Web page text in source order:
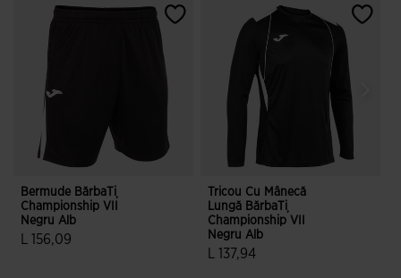
Bermude BărbaȚi
Championship VII
Negru Alb
L 156,09
Tricou Cu Mânecă
Lungă BărbaȚi
Championship VII
Negru Alb
L 137,94